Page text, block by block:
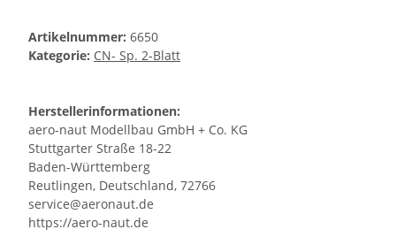
Artikelnummer: 6650
Kategorie: CN- Sp. 2-Blatt
Herstellerinformationen:
aero-naut Modellbau GmbH + Co. KG
Stuttgarter Straße 18-22
Baden-Württemberg
Reutlingen, Deutschland, 72766
service@aeronaut.de
https://aero-naut.de